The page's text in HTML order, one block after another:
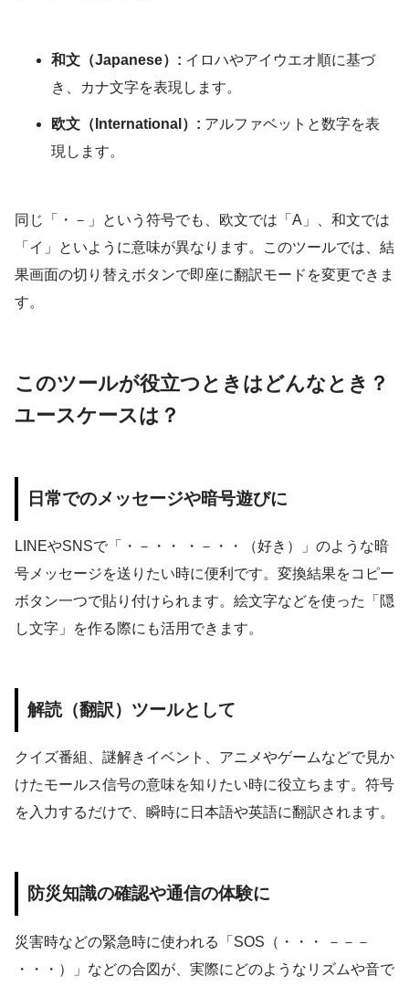
和文（Japanese）: イロハやアイウエオ順に基づ
き、カナ文字を表現します。
欧文（International）: アルファベットと数字を表
現します。
同じ「・－」という符号でも、欧文では「A」、和文では
「イ」といように意味が異なります。このツールでは、結
果画面の切り替えボタンで即座に翻訳モードを変更できま
す。
このツールが役立つときはどんなとき？
ユースケースは？
日常でのメッセージや暗号遊びに
LINEやSNSで「・－・・ ・－・・（好き）」のような暗
号メッセージを送りたい時に便利です。変換結果をコピー
ボタン一つで貼り付けられます。絵文字などを使った「隠
し文字」を作る際にも活用できます。
解読（翻訳）ツールとして
クイズ番組、謎解きイベント、アニメやゲームなどで見か
けたモールス信号の意味を知りたい時に役立ちます。符号
を入力するだけで、瞬時に日本語や英語に翻訳されます。
防災知識の確認や通信の体験に
災害時などの緊急時に使われる「SOS（・・・ －－－
・・・）」などの合図が、実際にどのようなリズムや音で